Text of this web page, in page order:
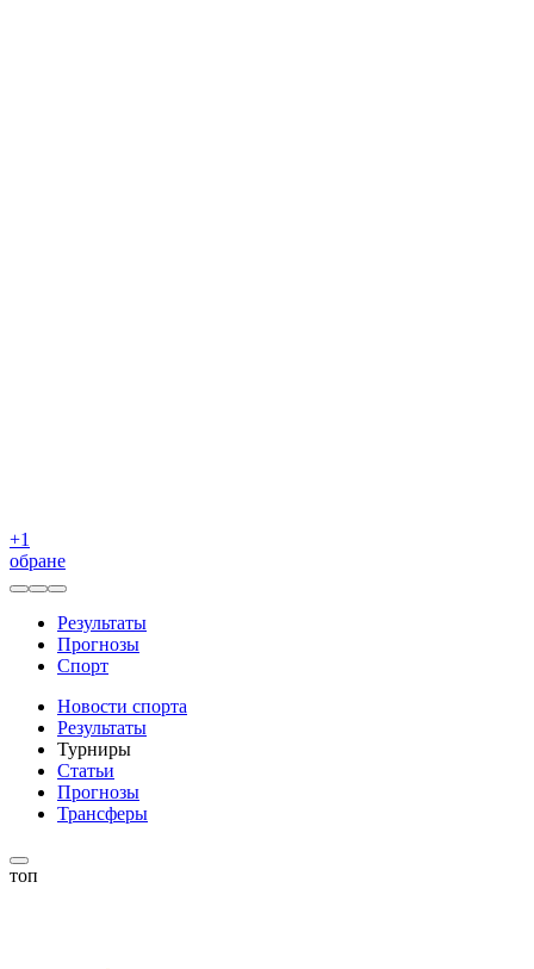
+1
обране
Результаты
Прогнозы
Спорт
Новости спорта
Результаты
Турниры
Статьи
Прогнозы
Трансферы
топ